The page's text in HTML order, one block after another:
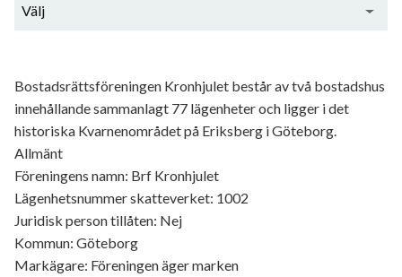
Välj
Bostadsrättsföreningen Kronhjulet består av två bostadshus
innehållande sammanlagt 77 lägenheter och ligger i det
historiska Kvarnenområdet på Eriksberg i Göteborg.
Allmänt
Föreningens namn: Brf Kronhjulet
Lägenhetsnummer skatteverket: 1002
Juridisk person tillåten: Nej
Kommun: Göteborg
Markägare: Föreningen äger marken